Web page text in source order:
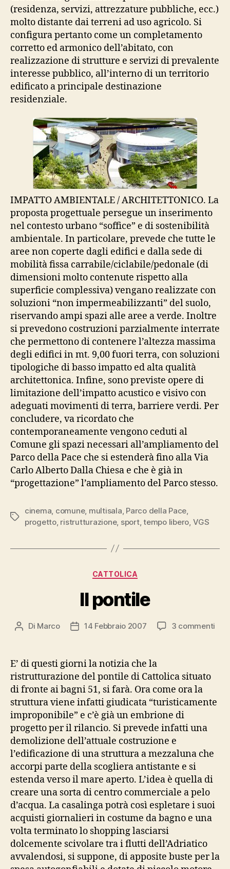
(residenza, servizi, attrezzature pubbliche, ecc.)
molto distante dai terreni ad uso agricolo. Si
configura pertanto come un completamento
corretto ed armonico dell’abitato, con
realizzazione di strutture e servizi di prevalente
interesse pubblico, all’interno di un territorio
edificato a principale destinazione
residenziale.
IMPATTO AMBIENTALE / ARCHITETTONICO. La
proposta progettuale persegue un inserimento
nel contesto urbano “soffice” e di sostenibilità
ambientale. In particolare, prevede che tutte le
aree non coperte dagli edifici e dalla sede di
mobilità fissa carrabile/ciclabile/pedonale (di
dimensioni molto contenute rispetto alla
superficie complessiva) vengano realizzate con
soluzioni “non impermeabilizzanti” del suolo,
riservando ampi spazi alle aree a verde. Inoltre
si prevedono costruzioni parzialmente interrate
che permettono di contenere l’altezza massima
degli edifici in mt. 9,00 fuori terra, con soluzioni
tipologiche di basso impatto ed alta qualità
architettonica. Infine, sono previste opere di
limitazione dell’impatto acustico e visivo con
adeguati movimenti di terra, barriere verdi. Per
concludere, va ricordato che
contemporaneamente vengono ceduti al
Comune gli spazi necessari all’ampliamento del
Parco della Pace che si estenderà fino alla Via
Carlo Alberto Dalla Chiesa e che è già in
“progettazione” l’ampliamento del Parco stesso.
Tag
cinema comune, multisala Parco della Pace
progetto, ristrutturazione, sport,tempo libero VGS
Categorie
CATTOLICA
Il pontile
Autore
Di Marco
Data14 Febbraio 2007 3 commenti
E’ di questi giorni la notizia che la
ristrutturazione del pontile di Cattolica situato
di fronte ai bagni 51, si farà. Ora come ora la
struttura viene infatti giudicata “turisticamente
improponibile” e c’è già un embrione di
progetto per il rilancio. Si prevede infatti una
demolizione dell’attuale costruzione e
l’edificazione di una struttura a mezzaluna che
accorpi parte della scogliera antistante e si
estenda verso il mare aperto. L’idea è quella di
creare una sorta di centro commerciale a pelo
d’acqua. La casalinga potrà così espletare i suoi
acquisti giornalieri in costume da bagno e una
volta terminato lo shopping lasciarsi
dolcemente scivolare tra i flutti dell’Adriatico
avvalendosi, si suppone, di apposite buste per la